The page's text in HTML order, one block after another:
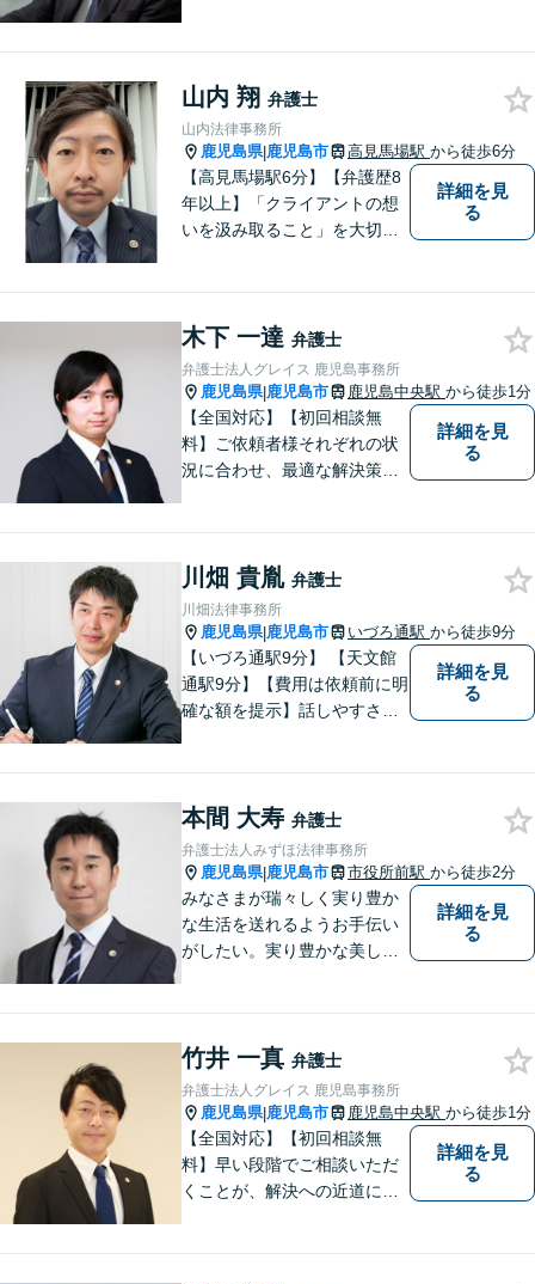
山内 翔 弁護士
山内法律事務所
鹿児島県|鹿児島市 高見馬場駅 から徒歩6分
【高見馬場駅6分】【弁護歴8
年以上】「クライアントの想
いを汲み取ること」を大切に
いく解決になるよう、精一杯
尽力いたします。【対応分野
多数！】
詳細を見
る
木下 一達 弁護士
弁護士法人グレイス 鹿児島事務所
鹿児島県|鹿児島市 鹿児島中央駅 から徒歩1分
【全国対応】【初回相談無
料】ご依頼者様それぞれの状
況に合わせ、最適な解決策を
き合い、解決までしっかりサ
ポートします。【電話・WEB
相談も対応可能】
詳細を見
る
川畑 貴胤 弁護士
川畑法律事務所
鹿児島県|鹿児島市 いづろ通駅 から徒歩9分
【いづろ通駅9分】 【天文館
通駅9分】【費用は依頼前に明
確な額を提示】話しやすさを
で、お悩みの解決に向けて丁
寧にアドバイスしていきま
す。
詳細を見
る
本間 大寿 弁護士
弁護士法人みずほ法律事務所
鹿児島県|鹿児島市 市役所前駅 から徒歩2分
みなさまが瑞々しく実り豊か
な生活を送れるようお手伝い
がしたい。実り豊かな美しい
なさまと一緒に成長させてい
ただきたい。それが私たち，
みずほ法律事務所の思いで
す。
詳細を見
る
竹井 一真 弁護士
弁護士法人グレイス 鹿児島事務所
鹿児島県|鹿児島市 鹿児島中央駅 から徒歩1分
【全国対応】【初回相談無
料】早い段階でご相談いただ
くことが、解決への近道にな
詳細を見
る